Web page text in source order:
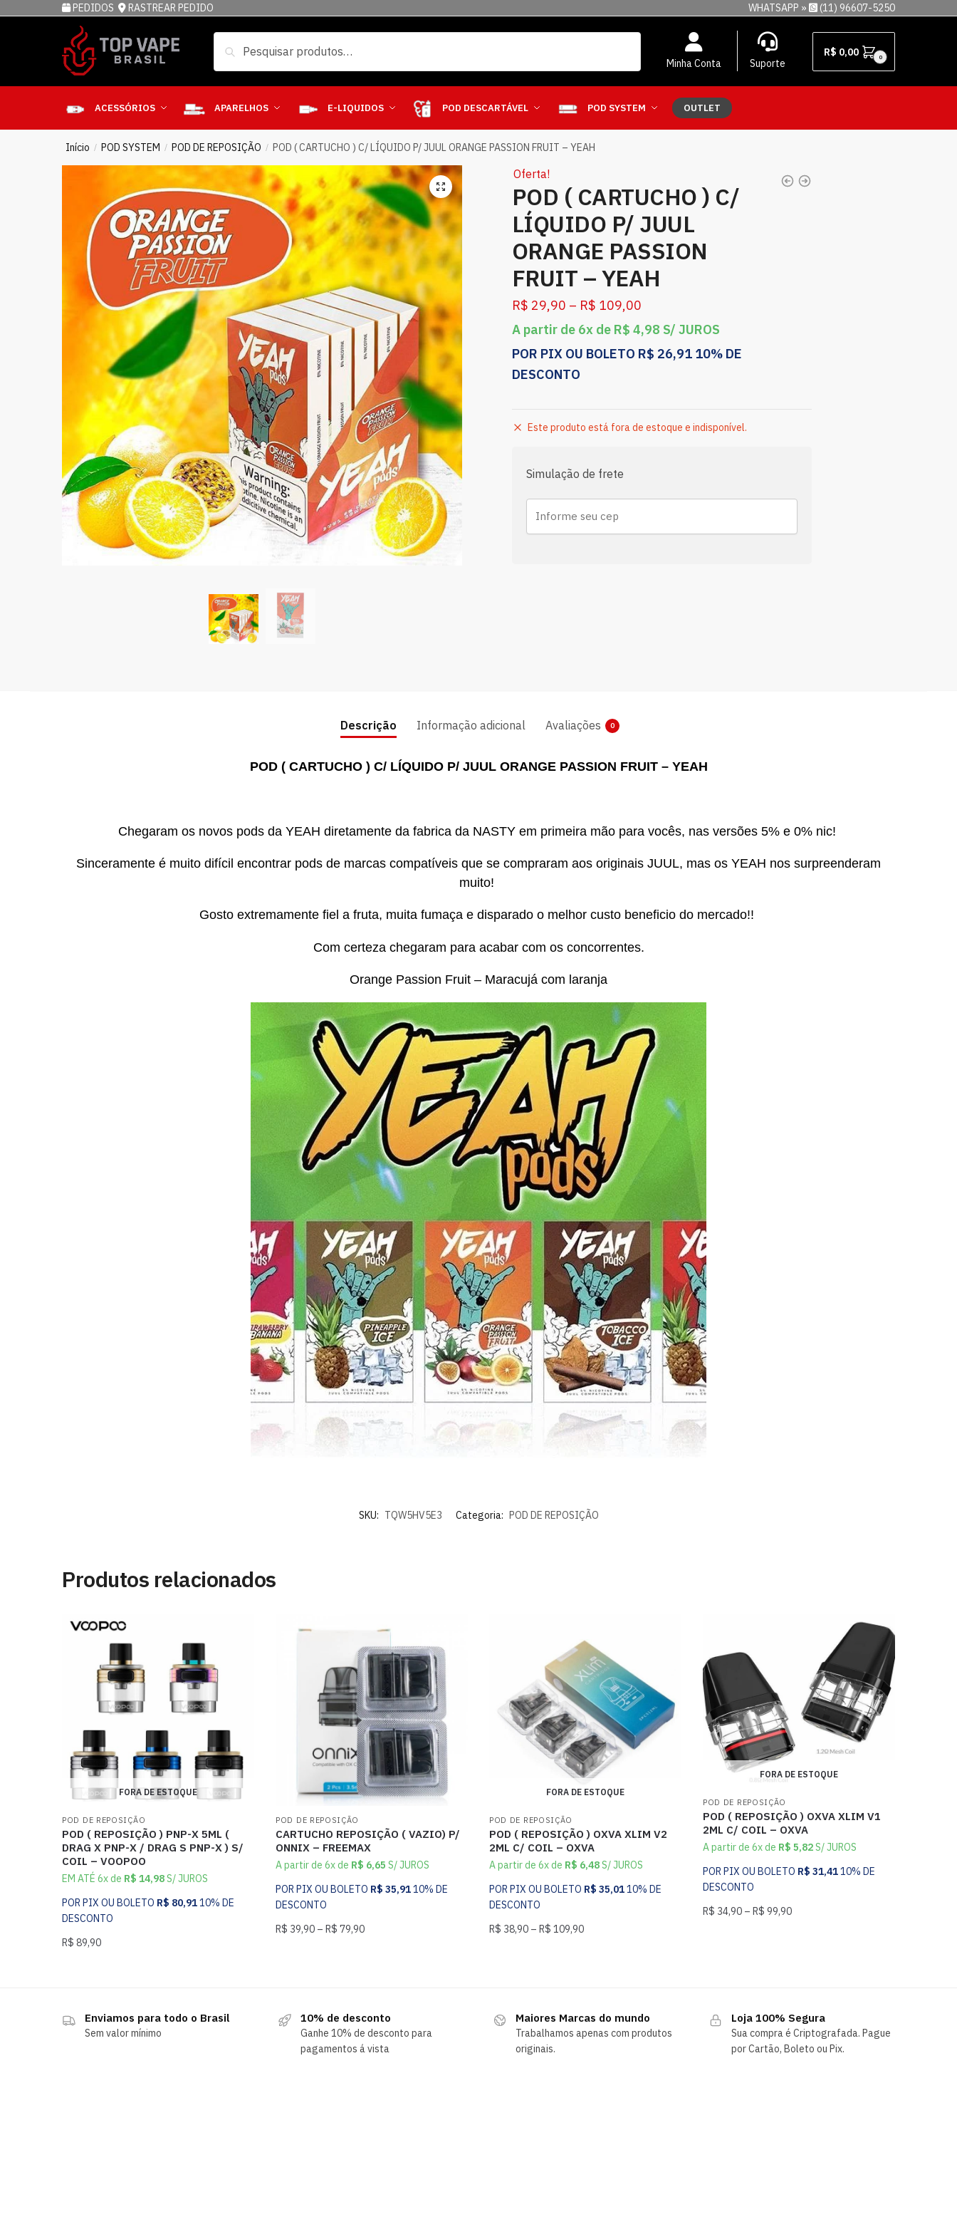
PEDIDOS RASTREAR PEDIDO WHATSAPP » (11) 96607-5250
Minha Conta Suporte
R$ 0,00 0
ACESSÓRIOS APARELHOS E-LIQUIDOS POD DESCARTÁVEL POD SYSTEM OUTLET
Início / POD SYSTEM / POD DE REPOSIÇÃO / POD ( CARTUCHO ) C/ LÍQUIDO P/ JUUL ORANGE PASSION FRUIT – YEAH
Oferta!
POD ( CARTUCHO ) C/
LÍQUIDO P/ JUUL
ORANGE PASSION
FRUIT – YEAH
R$ 29,90 – R$ 109,00
A partir de 6x de R$ 4,98 S/ JUROS
POR PIX OU BOLETO R$ 26,91 10% DE
DESCONTO
Este produto está fora de estoque e indisponível.
Simulação de frete
Descrição Informação adicional Avaliações 0
POD ( CARTUCHO ) C/ LÍQUIDO P/ JUUL ORANGE PASSION FRUIT – YEAH
Chegaram os novos pods da YEAH diretamente da fabrica da NASTY em primeira mão para vocês, nas versões 5% e 0% nic!
Sinceramente é muito difícil encontrar pods de marcas compatíveis que se compraram aos originais JUUL, mas os YEAH nos surpreenderam
muito!
Gosto extremamente fiel a fruta, muita fumaça e disparado o melhor custo beneficio do mercado!!
Com certeza chegaram para acabar com os concorrentes.
Orange Passion Fruit – Maracujá com laranja
SKU: TQW5HV5E3 Categoria: POD DE REPOSIÇÃO
Produtos relacionados
FORA DE ESTOQUE
POD DE REPOSIÇÃO
POD ( REPOSIÇÃO ) PNP-X 5ML (
DRAG X PNP-X / DRAG S PNP-X ) S/
COIL – VOOPOO
EM ATÉ 6x de R$ 14,98S/ JUROS
POR PIX OU BOLETO R$ 80,9110% DE
DESCONTO
R$ 89,90
POD DE REPOSIÇÃO
CARTUCHO REPOSIÇÃO ( VAZIO) P/
ONNIX – FREEMAX
A partir de 6x de R$ 6,65 S/ JUROS
POR PIX OU BOLETO R$ 35,9110% DE
DESCONTO
R$ 39,90 – R$ 79,90
FORA DE ESTOQUE
POD DE REPOSIÇÃO
POD ( REPOSIÇÃO ) OXVA XLIM V2
2ML C/ COIL – OXVA
A partir de 6x de R$ 6,48S/ JUROS
POR PIX OU BOLETO R$ 35,0110% DE
DESCONTO
R$ 38,90– R$ 109,90
FORA DE ESTOQUE
POD DE REPOSIÇÃO
POD ( REPOSIÇÃO ) OXVA XLIM V1
2ML C/ COIL – OXVA
A partir de 6x de R$ 5,82S/ JUROS
POR PIX OU BOLETO R$ 31,4110% DE
DESCONTO
R$ 34,90– R$ 99,90
Enviamos para todo o Brasil
Sem valor mínimo
10% de desconto
Ganhe 10% de desconto para
pagamentos á vista
Maiores Marcas do mundo
Trabalhamos apenas com produtos
originais.
Loja 100% Segura
Sua compra é Criptografada. Pague
por Cartão, Boleto ou Pix.